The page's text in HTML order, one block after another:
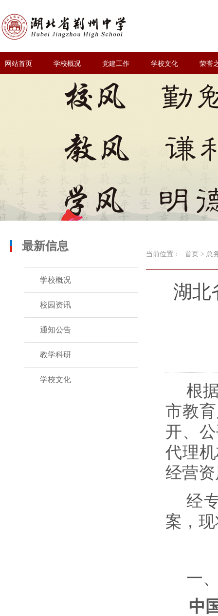
网站首页 学校概况 党建工作 学校文化 荣誉
最新信息
学校概况
校园资讯
通知公告
教学科研
学校文化
当前位置： 首页 > 总
湖北
根
市教
开、
代理
经营
经
案，
一
中